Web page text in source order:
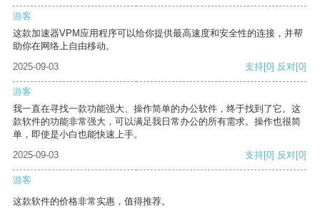
游客
这款加速器VPM应用程序可以给你提供最高速度和安全性的连接，并帮
助你在网络上自由移动。
2025-09-03
支持[0] 反对[0]
游客
我一直在寻找一款功能强大、操作简单的办公软件，终于找到了它。这
款软件的功能非常强大，可以满足我日常办公的所有需求。操作也很简
单，即使是小白也能快速上手。
2025-09-03
支持[0] 反对[0]
游客
这款软件的价格非常实惠，值得推荐。